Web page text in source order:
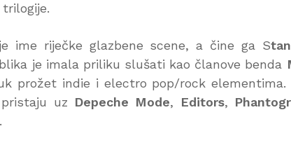
ime riječke glazbene scene, a čine ga S
je imala priliku slušati kao članove benda
prožet indie i electro pop/rock elementima.
uz Depeche Mode, Editors,
.